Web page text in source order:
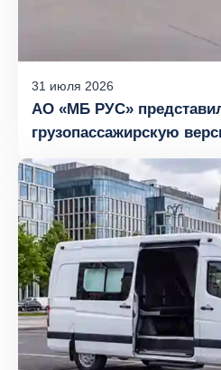
31 июля 2026
АО «МБ РУС»
грузопассажирскую
TOANO с компоновкой